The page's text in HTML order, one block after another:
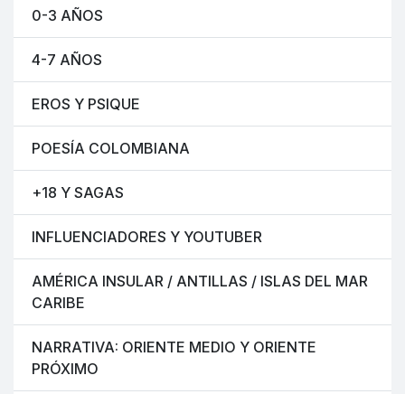
0-3 AÑOS
4-7 AÑOS
EROS Y PSIQUE
POESÍA COLOMBIANA
+18 Y SAGAS
INFLUENCIADORES Y YOUTUBER
AMÉRICA INSULAR / ANTILLAS / ISLAS DEL MAR
CARIBE
NARRATIVA: ORIENTE MEDIO Y ORIENTE
PRÓXIMO